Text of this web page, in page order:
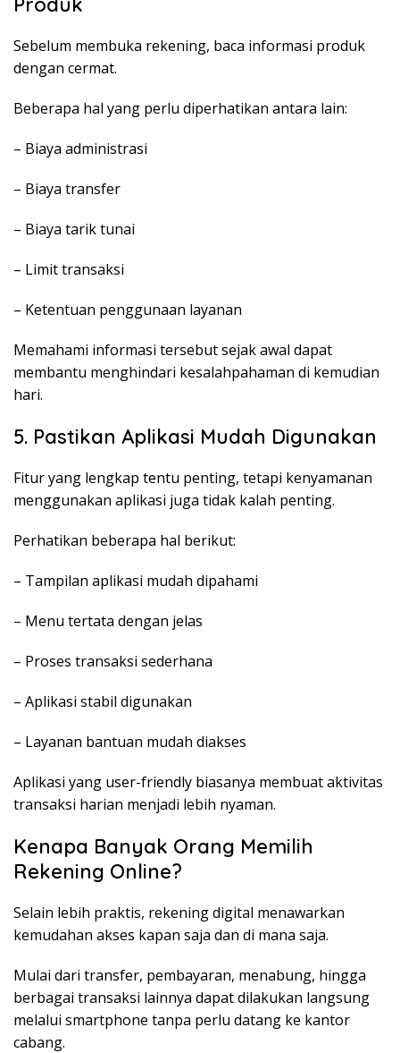
Sebelum membuka rekening, baca informasi produk
dengan cermat.
Beberapa hal yang perlu diperhatikan antara lain:
– Biaya administrasi
– Biaya transfer
– Biaya tarik tunai
– Limit transaksi
– Ketentuan penggunaan layanan
Memahami informasi tersebut sejak awal dapat
membantu menghindari kesalahpahaman di kemudian
hari.
5. Pastikan Aplikasi Mudah Digunakan
Fitur yang lengkap tentu penting, tetapi kenyamanan
menggunakan aplikasi juga tidak kalah penting.
Perhatikan beberapa hal berikut:
– Tampilan aplikasi mudah dipahami
– Menu tertata dengan jelas
– Proses transaksi sederhana
– Aplikasi stabil digunakan
– Layanan bantuan mudah diakses
Aplikasi yang user-friendly biasanya membuat aktivitas
transaksi harian menjadi lebih nyaman.
Kenapa Banyak Orang Memilih
Rekening Online?
Selain lebih praktis, rekening digital menawarkan
kemudahan akses kapan saja dan di mana saja.
Mulai dari transfer, pembayaran, menabung, hingga
berbagai transaksi lainnya dapat dilakukan langsung
melalui smartphone tanpa perlu datang ke kantor
cabang.